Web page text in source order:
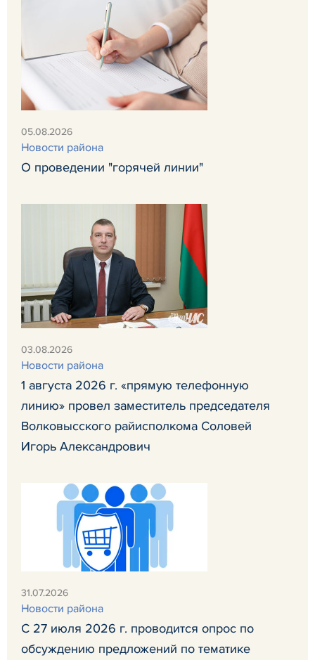
05.08.2026
Новости района
О проведении "горячей линии"
03.08.2026
Новости района
1 августа 2026 г. «прямую телефонную
линию» провел заместитель председателя
Волковысского райисполкома Соловей
Игорь Александрович
31.07.2026
Новости района
С 27 июля 2026 г. проводится опрос по
обсуждению предложений по тематике